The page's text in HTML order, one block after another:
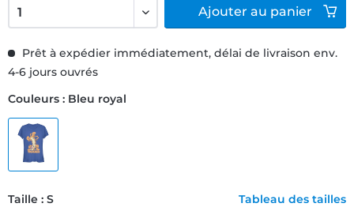
Prêt à expédier immédiatement, délai de livraison env.
4-6 jours ouvrés
Couleurs : Bleu royal
Taille : S Tableau des tailles
Ajouter au panier